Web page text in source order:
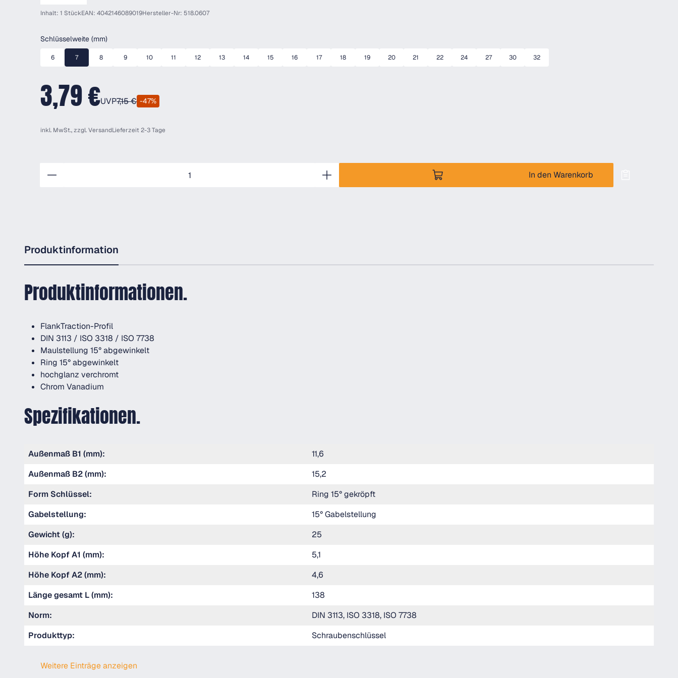
Inhalt: 1 StückEAN: 4042146089019Hersteller-Nr: 518.0607
Schlüsselweite (mm)auswählen
6 7 8 9 10 11 12 13 14 15 16 17 18 19 20 21 22 24 27 30 32
3,79 €UVP7,15 € -47%
inkl. MwSt., zzgl.VersandLieferzeit 2-3 Tage
In den Warenkorb
Produktinformation
Produktinformationen.
FlankTraction-Profil
DIN 3113 / ISO 3318 / ISO 7738
Maulstellung 15° abgewinkelt
Ring 15° abgewinkelt
hochglanz verchromt
Chrom Vanadium
Spezifikationen.
Außenmaß B1 (mm):
11,6
Außenmaß B2 (mm):
15,2
Form Schlüssel:
Ring 15° gekröpft
Gabelstellung:
15° Gabelstellung
Gewicht (g):
25
Höhe Kopf A1 (mm):
5,1
Höhe Kopf A2 (mm):
4,6
Länge gesamt L (mm):
138
Norm:
DIN 3113, ISO 3318, ISO 7738
Produkttyp:
Schraubenschlüssel
Weitere Einträge anzeigen